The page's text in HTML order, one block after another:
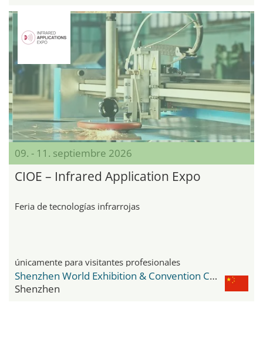
09. - 11. septiembre 2026
CIOE – Infrared Application Expo
Feria de tecnologías infrarrojas
únicamente para visitantes profesionales
Shenzhen World Exhibition & Convention Center
Shenzhen